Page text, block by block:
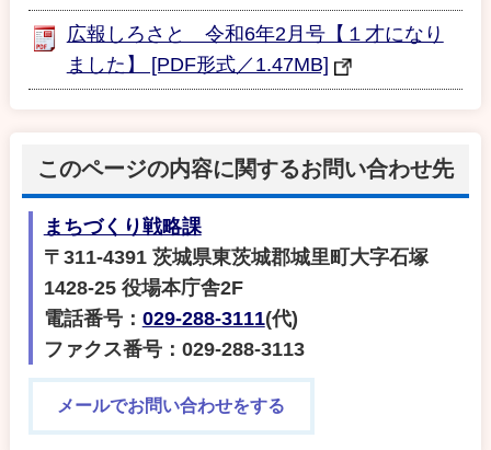
広報しろさと 令和6年2月号【１才になり
ました】 [PDF形式／1.47MB]
このページの内容に関するお問い合わせ先
まちづくり戦略課
〒311-4391 茨城県東茨城郡城里町大字石塚
1428-25 役場本庁舎2F
電話番号： 029-288-3111(代)
ファクス番号：029-288-3113
メールでお問い合わせをする